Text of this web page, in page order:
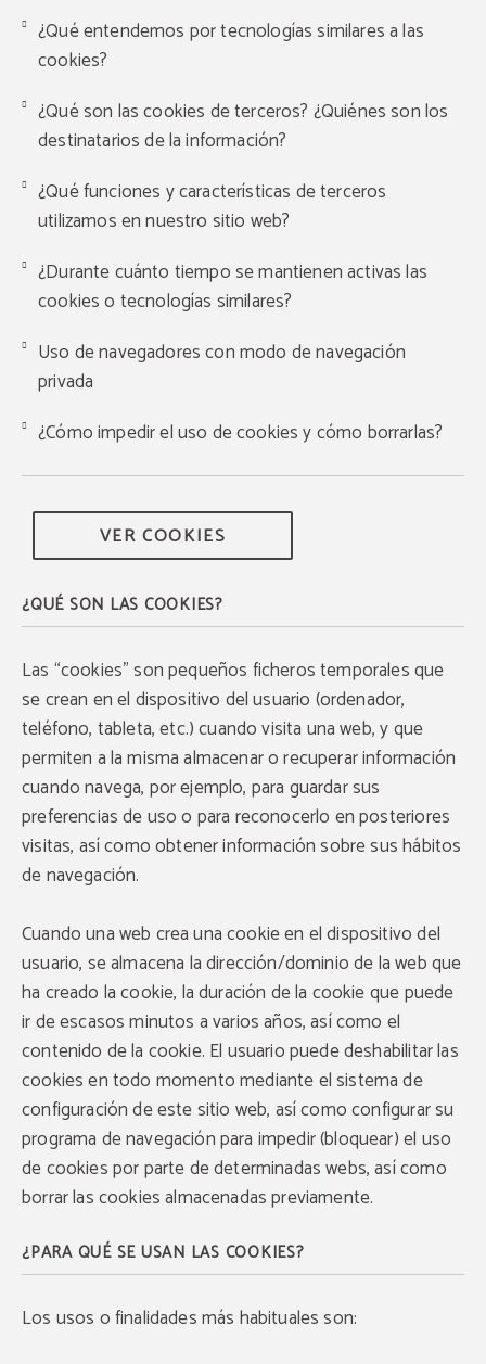
¿Qué entendemos por tecnologías similares a las
cookies?
¿Qué son las cookies de terceros? ¿Quiénes son los
destinatarios de la información?
¿Qué funciones y características de terceros
utilizamos en nuestro sitio web?
¿Durante cuánto tiempo se mantienen activas las
cookies o tecnologías similares?
Uso de navegadores con modo de navegación
privada
¿Cómo impedir el uso de cookies y cómo borrarlas?
VER COOKIES
¿QUÉ SON LAS COOKIES?
Las “cookies” son pequeños ficheros temporales que
se crean en el dispositivo del usuario (ordenador,
teléfono, tableta, etc.) cuando visita una web, y que
permiten a la misma almacenar o recuperar información
cuando navega, por ejemplo, para guardar sus
preferencias de uso o para reconocerlo en posteriores
visitas, así como obtener información sobre sus hábitos
de navegación.
Cuando una web crea una cookie en el dispositivo del
usuario, se almacena la dirección/dominio de la web que
ha creado la cookie, la duración de la cookie que puede
ir de escasos minutos a varios años, así como el
contenido de la cookie. El usuario puede deshabilitar las
cookies en todo momento mediante el sistema de
configuración de este sitio web, así como configurar su
programa de navegación para impedir (bloquear) el uso
de cookies por parte de determinadas webs, así como
borrar las cookies almacenadas previamente.
¿PARA QUÉ SE USAN LAS COOKIES?
Los usos o finalidades más habituales son: